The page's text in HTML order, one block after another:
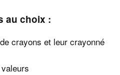
au choix :
crayons et leur crayonné